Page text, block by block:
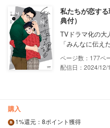
私たちが恋す
典付）
TVドラマ化の大
「みんなに伝え
177
配信日：2024/12/
購入
1%還元 ：8ポイント獲得